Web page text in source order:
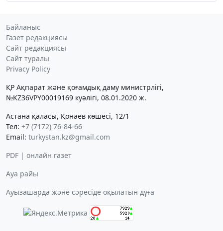
Байланыс
Газет редакциясы
Сайт редакциясы
Сайт туралы
Privacy Policy
ҚР Ақпарат және қоғамдық даму министрлігі,
№KZ36VPY00019169 куәлігі, 08.01.2020 ж.
Астана қаласы, Қонаев көшесі, 12/1
Тел: +7 (7172) 76-84-66
Email: turkystan.kz@gmail.com
PDF | онлайн газет
Ауа райы
Ауызашарда және сәресіде оқылатын дұға